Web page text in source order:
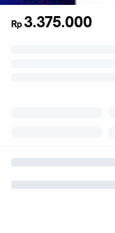
Rp 3.375.000